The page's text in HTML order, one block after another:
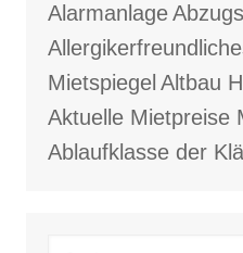
Alarmanlage
Mietspiegel Altbau
Aktuelle Mietpreise
Ablaufklasse der